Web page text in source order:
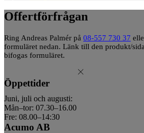
Offertförfrågan
Ring Andreas Palmér på 08-557 730 37
formuläret nedan. Länk till den produkt/
bifogas formuläret.
Öppettider
Juni, juli och augusti:
Mån–tor: 07.30–16.00
Fre: 08.00–14:30
Acumo AB